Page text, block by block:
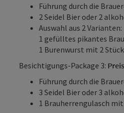
Führung durch die
2 Seidel Bier oder 2
Auswahl aus 2 Varianten:
1 gefülltes pikantes
1 Burenwurst mit 2
Besichtigungs-Package 3:
Führung durch die
3 Seidel Bier oder 3
1 Brauherrengulasch mit